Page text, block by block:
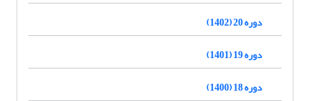
دوره 20 (1402)
دوره 19 (1401)
دوره 18 (1400)